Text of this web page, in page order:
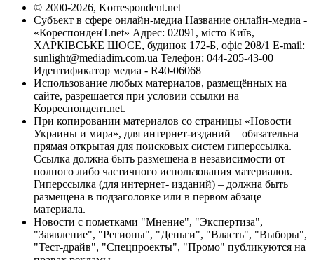
© 2000-2026, Korrespondent.net
Субъект в сфере онлайн-медиа Название онлайн-медиа -
«КореспонденТ.net» Адрес: 02091, місто Київ,
ХАРКІВСЬКЕ ШОСЕ, будинок 172-Б, офіс 208/1 E-mail:
sunlight@mediadim.com.ua Телефон: 044-205-43-00
Идентификатор медиа - R40-06068
Использование любых материалов, размещённых на
сайте, разрешается при условии ссылки на
Корреспондент.net.
При копировании материалов со страницы «Новости
Украины и мира», для интернет-изданий – обязательна
прямая открытая для поисковых систем гиперссылка.
Ссылка должна быть размещена в независимости от
полного либо частичного использования материалов.
Гиперссылка (для интернет- изданий) – должна быть
размещена в подзаголовке или в первом абзаце
материала.
Новости с пометками "Мнение", "Экспертиза",
"Заявление", "Регионы", "Деньги", "Власть", "Выборы",
"Тест-драйв", "Спецпроекты", "Промо" публикуются на